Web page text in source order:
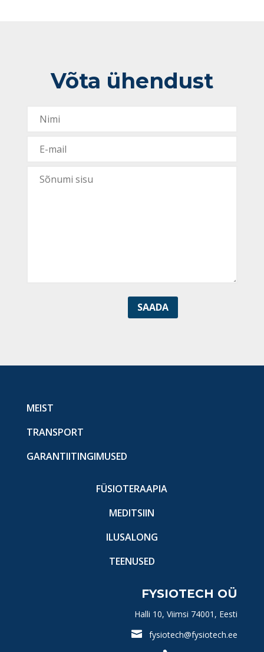
Võta ühendust
MEIST
TRANSPORT
GARANTIITINGIMUSED
FÜSIOTERAAPIA
MEDITSIIN
ILUSALONG
TEENUSED
FYSIOTECH OÜ
Halli 10, Viimsi 74001, Eesti
 fysiotech@fysiotech.ee